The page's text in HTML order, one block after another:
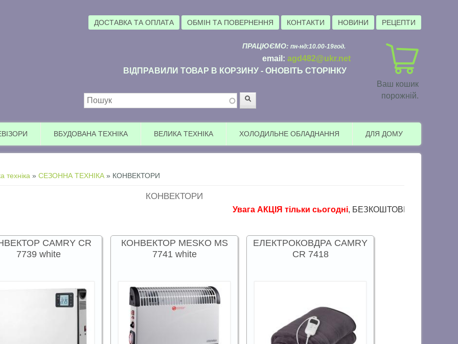
ДОСТАВКА ТА ОПЛАТА ОБМІН ТА ПОВЕРНЕННЯ КОНТАКТИ НОВИНИ РЕЦЕПТИ
Ваш кошик
порожній.
ПРАЦЮЄМО: пн-нд:10.00-19год.
email: agd482@ukr.net
ВІДПРАВИЛИ ТОВАР В КОРЗИНУ - ОНОВІТЬ СТОРІНКУ
Пошукова форма
ВБУДОВАНА ТЕХНІКА ВЕЛИКА ТЕХНІКА ХОЛОДИЛЬНЕ ОБЛАДНАННЯ ДЛЯ ДОМУ
техніка »СЕЗОННА ТЕХНІКА» КОНВЕКТОРИ
КОНВЕКТОРИ
Увага АКЦІЯ тільки сьогодні, БЕЗКОШТОВНА доставка в
CAMRY CR
7739 white
КОНВЕКТОР MESKO MS
7741 white
ЕЛЕКТРОКОВДРА CAMRY
CR 7418